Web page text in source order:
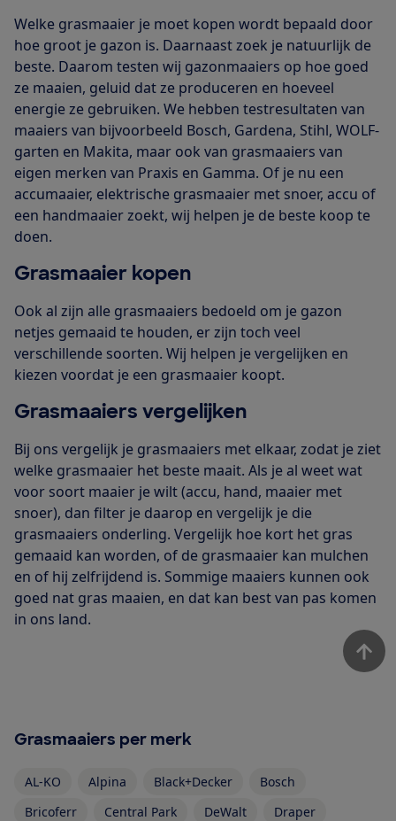
Welke grasmaaier je moet kopen wordt bepaald door
hoe groot je gazon is. Daarnaast zoek je natuurlijk de
beste. Daarom testen wij gazonmaaiers op hoe goed
ze maaien, geluid dat ze produceren en hoeveel
energie ze gebruiken. We hebben testresultaten van
maaiers van bijvoorbeeld Bosch, Gardena, Stihl, WOLF-
garten en Makita, maar ook van grasmaaiers van
eigen merken van Praxis en Gamma. Of je nu een
accumaaier, elektrische grasmaaier met snoer, accu of
een handmaaier zoekt, wij helpen je de beste koop te
doen.
Grasmaaier kopen
Ook al zijn alle grasmaaiers bedoeld om je gazon
netjes gemaaid te houden, er zijn toch veel
verschillende soorten. Wij helpen je vergelijken en
kiezen voordat je een grasmaaier koopt.
Grasmaaiers vergelijken
Bij ons vergelijk je grasmaaiers met elkaar, zodat je ziet
welke grasmaaier het beste maait. Als je al weet wat
voor soort maaier je wilt (accu, hand, maaier met
snoer), dan filter je daarop en vergelijk je die
grasmaaiers onderling. Vergelijk hoe kort het gras
gemaaid kan worden, of de grasmaaier kan mulchen
en of hij zelfrijdend is. Sommige maaiers kunnen ook
goed nat gras maaien, en dat kan best van pas komen
in ons land.
Grasmaaiers per merk
AL-KO Alpina Black+Decker
Bosch
Bricoferr
Central Park DeWalt
Draper